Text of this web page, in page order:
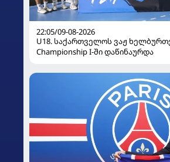
22:05/09-08-2026
U18. საქართველოს ვაჟ
Championship I-ში დაწინაურდა